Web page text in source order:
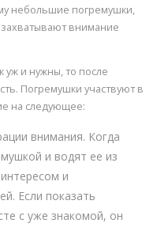
небольшие погремушки,
захватывают внимание
уж и нужны, то после
Погремушки участвуют в
на следующее:
внимания. Когда
и водят ее из
и
Если показать
с уже знакомой, он